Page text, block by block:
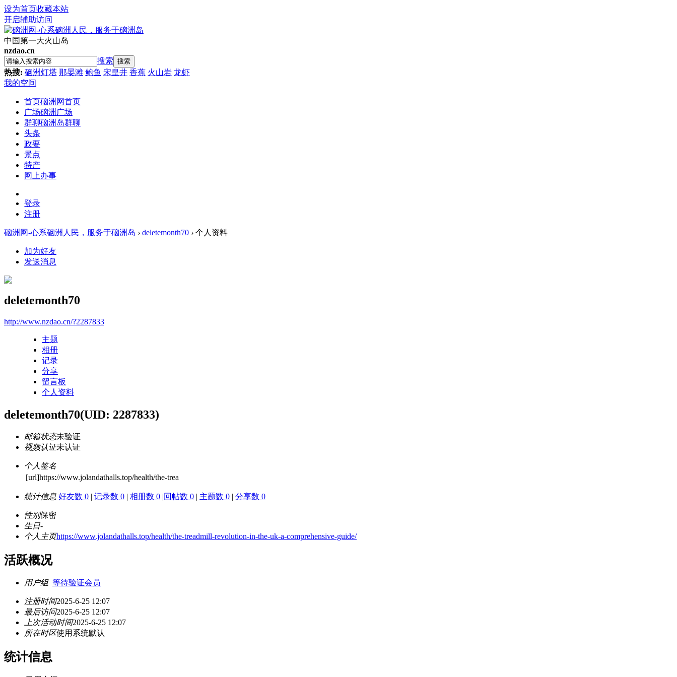
设为首页收藏本站
开启辅助访问
中国第一大火山岛
nzdao.cn
搜索 搜索
热搜: 硇洲灯塔 那晏滩 鲍鱼 宋皇井 香蕉 火山岩 龙虾
我的空间
首页硇洲网首页
广场硇洲广场
群聊硇洲岛群聊
头条
政要
景点
特产
网上办事
登录
注册
硇洲网-心系硇洲人民，服务于硇洲岛 › deletemonth70 › 个人资料
加为好友
发送消息
deletemonth70
http://www.nzdao.cn/?2287833
主题
相册
记录
分享
留言板
个人资料
deletemonth70(UID: 2287833)
邮箱状态未验证
视频认证未认证
个人签名
[url]https://www.jolandathalls.top/health/the-trea
统计信息 好友数 0 | 记录数 0 | 相册数 0 |回帖数 0 | 主题数 0 | 分享数 0
性别保密
生日-
个人主页https://www.jolandathalls.top/health/the-treadmill-revolution-in-the-uk-a-comprehensive-guide/
活跃概况
用户组 等待验证会员
注册时间2025-6-25 12:07
最后访问2025-6-25 12:07
上次活动时间2025-6-25 12:07
所在时区使用系统默认
统计信息